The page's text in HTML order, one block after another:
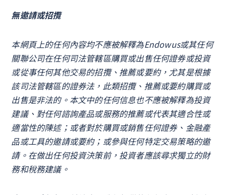
無邀請或招攬
本網頁上的任何內容均不應被解釋為Endowus或其任何
關聯公司在任何司法管轄區購買或出售任何證券或投資
或從事任何其他交易的招攬、推薦或要約，尤其是根據
該司法管轄區的證券法，此類招攬、推薦或要約購買或
出售是非法的。本文中的任何信息也不應被解釋為投資
建議、對任何諮詢產品或服務的推薦或代表其適合性或
適當性的陳述；或者對於購買或銷售任何證券、金融產
品或工具的邀請或要約；或參與任何特定交易策略的邀
請。在做出任何投資決策前，投資者應該尋求獨立的財
務和稅務建議。